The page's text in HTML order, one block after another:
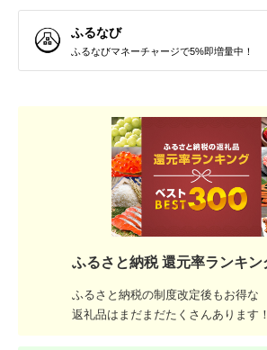
ふるなび
ふるなびマネーチャージで5%即増量中！
ふるさと納税 還元率ランキン
ふるさと納税の制度改定後もお得な
返礼品はまだまだたくさんあります！